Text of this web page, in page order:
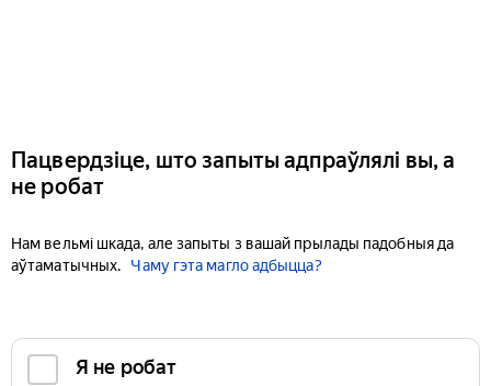
Пацвердзіце, што запыты адпраўлялі вы, а
не робат
Нам вельмі шкада, але запыты з вашай прылады падобныя да
аўтаматычных.
Чаму гэта магло адбыцца?
Я не робат